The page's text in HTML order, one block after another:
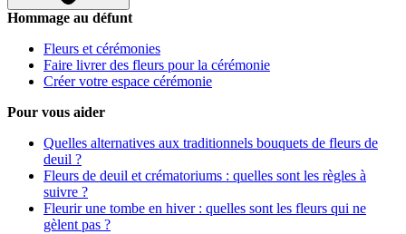
Hommage au défunt
Fleurs et cérémonies
Faire livrer des fleurs pour la cérémonie
Créer votre espace cérémonie
Pour vous aider
Quelles alternatives aux traditionnels bouquets de fleurs de
deuil ?
Fleurs de deuil et crématoriums : quelles sont les règles à
suivre ?
Fleurir une tombe en hiver : quelles sont les fleurs qui ne
gèlent pas ?